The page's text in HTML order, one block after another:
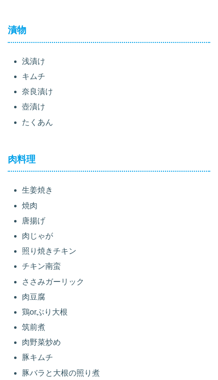
漬物
浅漬け
キムチ
奈良漬け
壺漬け
たくあん
肉料理
生姜焼き
焼肉
唐揚げ
肉じゃが
照り焼きチキン
チキン南蛮
ささみガーリック
肉豆腐
鶏orぶり大根
筑前煮
肉野菜炒め
豚キムチ
豚バラと大根の照り煮